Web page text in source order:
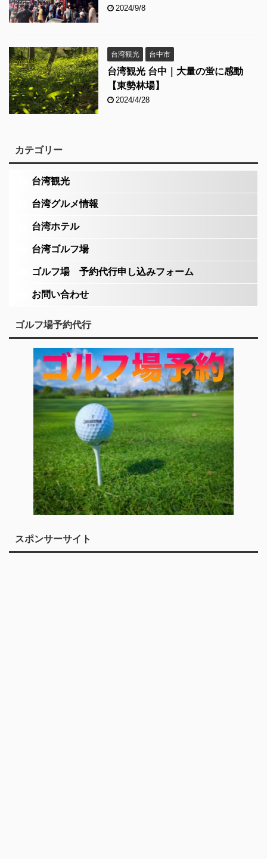
2024/9/8
台湾観光 台中市
台湾観光 台中｜大量の蛍に感動
【東勢林場】
2024/4/28
カテゴリー
台湾観光
台湾グルメ情報
台湾ホテル
台湾ゴルフ場
ゴルフ場 予約代行申し込みフォーム
お問い合わせ
ゴルフ場予約代行
スポンサーサイト